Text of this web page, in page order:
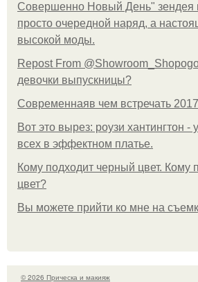
Совершенно Новый День" зендея
просто очередной наряд, а
высокой моды.
Repost From
девочки выпускницы?
Современнаяв чем встречать
Вот это вырез: роузи хантингтон -
всех в эффектном платьe.
Кому подходит черный цвет. Кому
цвет?
Вы можете прийти ко мне на
© 2026 Прическа и макияж